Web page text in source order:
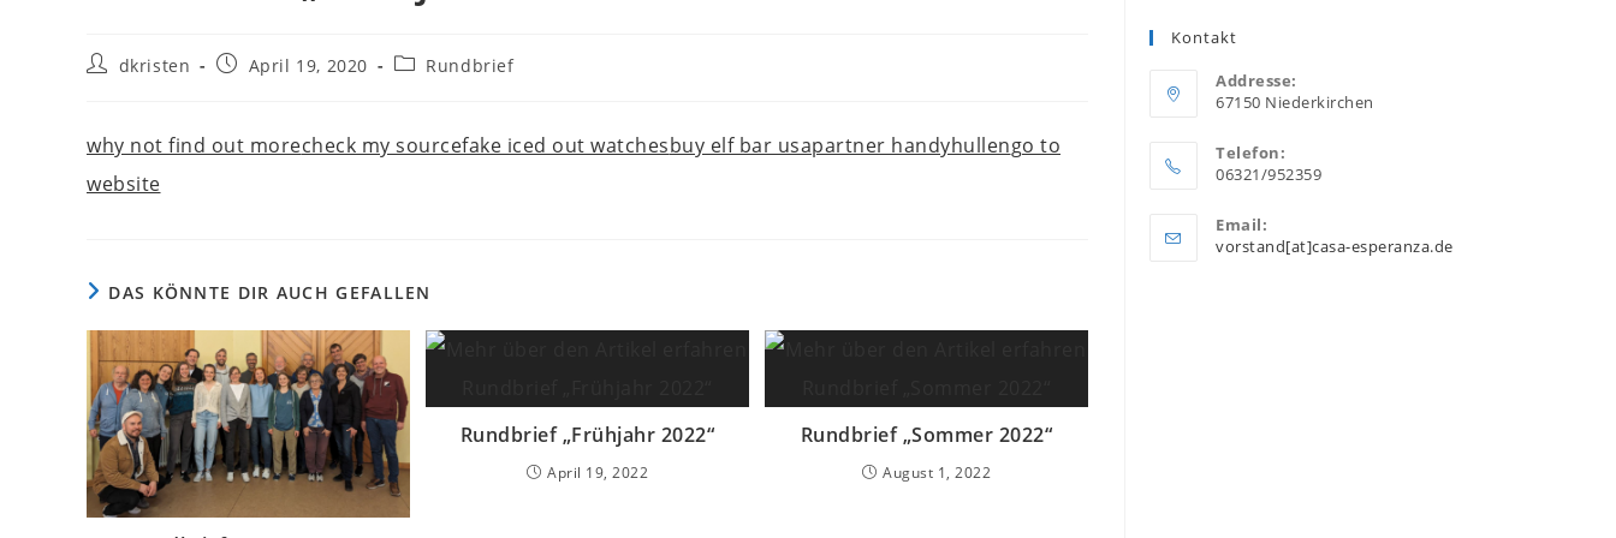
Beitrags-
dkristen
BeitragApril 19, 2020
Beitrags-
Rundbrief
why not find out morecheck my sourcefake iced out watchesbuy elf bar usapartner handyhullengo to
website
DAS KÖNNTE DIR AUCH GEFALLEN
Rundbrief „Frühjahr 2022“
April 19, 2022
Rundbrief „Sommer 2022“
August 1, 2022
Kontakt
Addresse:
67150 Niederkirchen
Telefon:
06321/952359
Email:
vorstand[at]casa-esperanza.deOpens